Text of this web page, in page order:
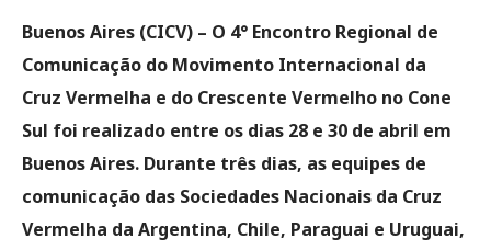
Buenos Aires (CICV) – O 4° Encontro Regional de
Comunicação do Movimento Internacional da
Cruz Vermelha e do Crescente Vermelho no Cone
Sul foi realizado entre os dias 28 e 30 de abril em
Buenos Aires. Durante três dias, as equipes de
comunicação das Sociedades Nacionais da Cruz
Vermelha da Argentina, Chile, Paraguai e Uruguai,